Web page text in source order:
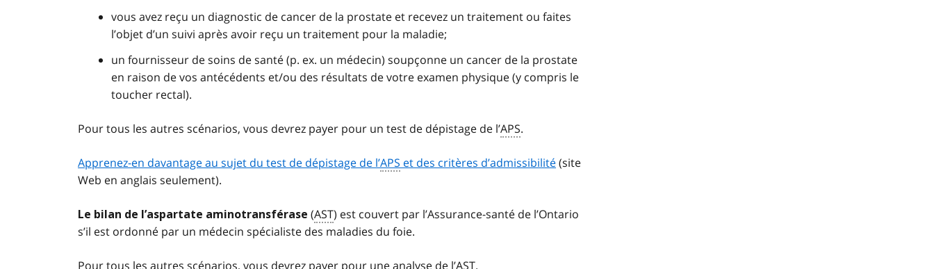
vous avez reçu un diagnostic de cancer de la prostate et recevez un traitement ou faites
l’objet d’un suivi après avoir reçu un traitement pour la maladie;
un fournisseur de soins de santé (p. ex. un médecin) soupçonne un cancer de la prostate
en raison de vos antécédents et/ou des résultats de votre examen physique (y compris le
toucher rectal).
Pour tous les autres scénarios, vous devrez payer pour un test de dépistage de l’APS.
Apprenez-en davantage au sujet du test de dépistage de l’APS et des critères d’admissibilité(site
Web en anglais seulement).
Le bilan de l’aspartate aminotransférase (AST) est couvert par l’Assurance-santé de l’Ontario
s’il est ordonné par un médecin spécialiste des maladies du foie.
Pour tous les autres scénarios, vous devrez payer pour une analyse de l’AST.